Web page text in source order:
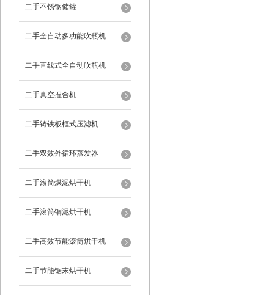
二手不锈钢储罐
二手全自动多功能吹瓶机
二手直线式全自动吹瓶机
二手真空捏合机
二手铸铁板框式压滤机
二手双效外循环蒸发器
二手滚筒煤泥烘干机
二手滚筒铜泥烘干机
二手高效节能滚筒烘干机
二手节能锯末烘干机